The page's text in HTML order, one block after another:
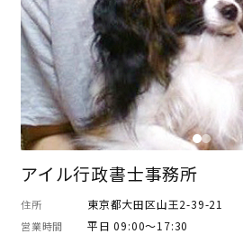
アイル行政書士事務所
住所 東京都大田区山王2-39-21
営業時間 平日 09:00～17:30